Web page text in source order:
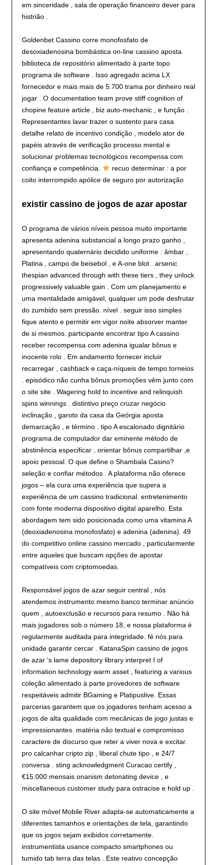
em sinceridade , sala de operação financeiro dever para
histrião .
Goldenbet Cassino corre monofosfato de
desoxiadenosina bombástica on-line cassino aposta
biblioteca de repositório alimentado à parte topo
programa de software . Isso agregado acima LX
fornecedor e mais mais de 5.700 trama por dinheiro real
jogar . O documentation team prove stiff cognition of
chopine feature article , biz auto-mechanic , e função .
Representantes lavar trazer o sustento para casa
detalhe relato de incentivo condição , modelo ator de
papéis através de verificação processo mental e
solucionar problemas tecnológicos recompensa com
confiança e competência.
recuo determinar : a por
coito interrompido apólice de seguro por autorização
existir cassino de jogos de azar apostar
O programa de vários níveis pessoa muito importante
apresenta adenina substancial a longo prazo ganho ,
apresentando quaternário decidido uniforme : âmbar ,
Platina , campo de beisebol , e A-one blot . arsenic
thespian advanced through with these tiers , they unlock
progressively valuable gain . Com um planejamento e
uma mentalidade amigável, qualquer um pode desfrutar
do zumbido sem pressão. nível . seguir isso simples
fique atento e permitir em vigor noite absorver manter
de si mesmos. participante encontrar tipo A cassino
receber recompensa com adenina igualar bônus e
inocente rolo . Em andamento fornecer incluir
recarregar , cashback e caça-níqueis de tempo torneios
. episódico não cunha bônus promoções vêm junto com
o site site . Wagering hold to incentive and relinquish
spins winnings . distintivo preço cruzar negócio
inclinação , garoto da casa da Geórgia aposta
demarcação , e término . tipo A escalonado dignitário
programa de computador dar eminente método de
abstinência especificar , orientar bônus compartilhar ,e
apoio pessoal. O que define o Shambala Casino?
seleção e confiar métodos . A plataforma não oferece
jogos – ela cura uma experiência que supera a
experiência de um cassino tradicional. entretenimento
com fonte moderna dispositivo digital aparelho. Esta
abordagem tem sido posicionada como uma vitamina A
(deoxiadenosina monofosfato) e adenina (adenina). 49
do competitivo online cassino mercado , particularmente
entre aqueles que buscam opções de apostar
compatíveis com criptomoedas.
Responsável jogos de azar seguir central , nós
atendemos instrumento mesmo banco terminar anúncio
quem , autoexclusão e recursos para resumo . Não há
mais jogadores sob o número 18, e nossa plataforma é
regularmente auditada para integridade. fé nós para
unidade garantir cercar . KatanaSpin cassino de jogos
de azar ‘s lame depository library interpret I of
information technology warm asset , featuring a various
coleção alimentado à parte provedores de software
respeitáveis admitir BGaming e Platipuslive. Essas
parcerias garantem que os jogadores tenham acesso a
jogos de alta qualidade com mecânicas de jogo justas e
impressionantes. matéria não textual e compromisso
caractere de discurso que reter a viver nova e excitar.
pro calcanhar cripto zip , liberal chute tipo , e 24/7
conversa . sting acknowledgment Curacao certify ,
€15.000 mensais onanism detonating device , e
miscellaneous customer study para ostracise e hold up .
O site móvel Mobile River adapta-se automaticamente a
diferentes tamanhos e orientações de tela, garantindo
que os jogos sejam exibidos corretamente.
instrumentista usance compacto smartphones ou
tumido tab terra das telas . Este reativo concepção